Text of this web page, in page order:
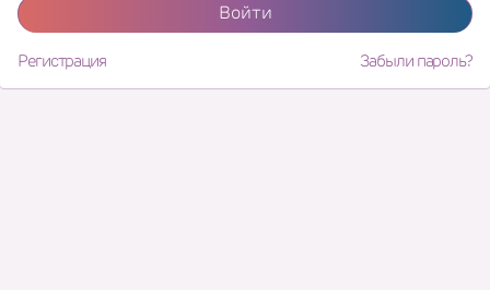
Войти
Регистрация Забыли пароль?